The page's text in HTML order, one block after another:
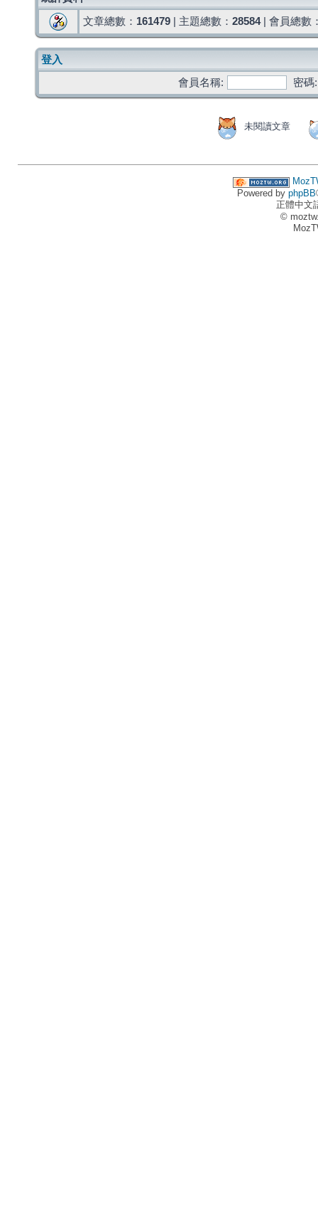
文章總數： 161479 | 主題總數： 28584| 會員總數
登入
會員名稱:
密碼:
未閱讀文章
Powered by phpBB
正體中文
©